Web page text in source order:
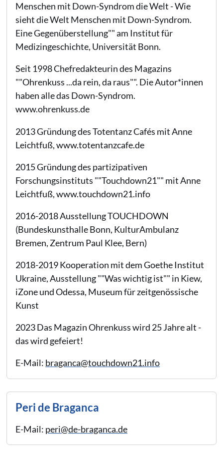
Menschen mit Down-Syndrom die Welt - Wie
sieht die Welt Menschen mit Down-Syndrom.
Eine Gegenüberstellung"" am Institut für
Medizingeschichte, Universität Bonn.
Seit 1998 Chefredakteurin des Magazins
""Ohrenkuss ...da rein, da raus"". Die Autor*innen
haben alle das Down-Syndrom.
www.ohrenkuss.de
2013 Gründung des Totentanz Cafés mit Anne
Leichtfuß, www.totentanzcafe.de
2015 Gründung des partizipativen
Forschungsinstituts ""Touchdown21"" mit Anne
Leichtfuß, www.touchdown21.info
2016-2018 Ausstellung TOUCHDOWN
(Bundeskunsthalle Bonn, KulturAmbulanz
Bremen, Zentrum Paul Klee, Bern)
2018-2019 Kooperation mit dem Goethe Institut
Ukraine, Ausstellung ""Was wichtig ist"" in Kiew,
iZone und Odessa, Museum für zeitgenössische
Kunst
2023 Das Magazin Ohrenkuss wird 25 Jahre alt -
das wird gefeiert!
E-Mail: braganca@touchdown21.info
Peri de Braganca
E-Mail: peri@de-braganca.de